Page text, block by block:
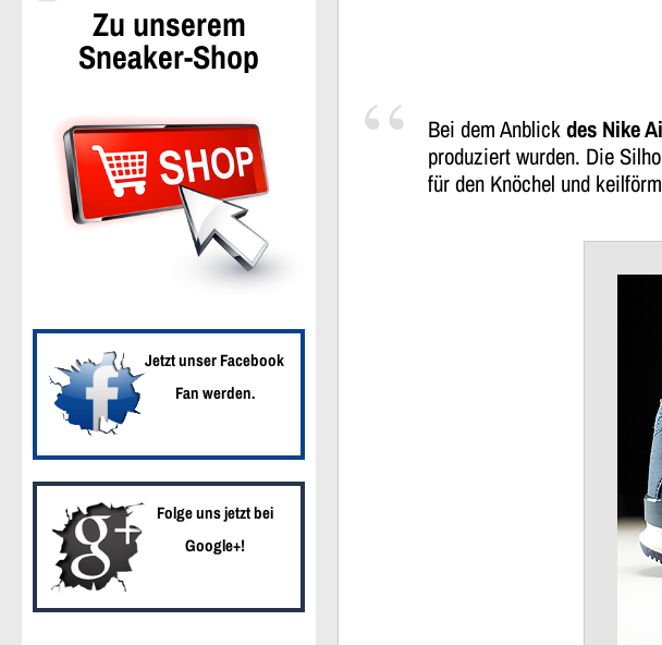
Zu unserem
Sneaker-Shop
Jetzt unser Facebook
Fan werden.
Folge uns jetzt bei
Google+!
Bei dem Anblickdes Nike
produziert wurden. Die
für den Knöchel und